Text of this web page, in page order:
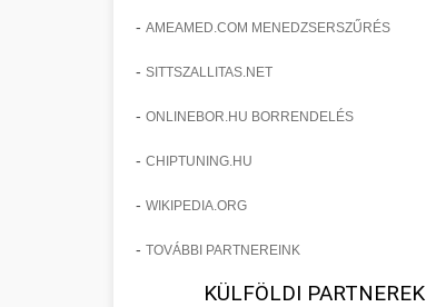
- AMEAMED.COM MENEDZSERSZŰRÉS
- SITTSZALLITAS.NET
- ONLINEBOR.HU BORRENDELÉS
- CHIPTUNING.HU
- WIKIPEDIA.ORG
- TOVÁBBI PARTNEREINK
KÜLFÖLDI PARTNEREK